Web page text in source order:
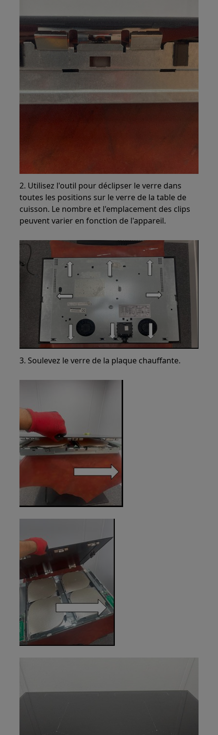
2. Utilisez l'outil pour déclipser le verre dans
toutes les positions sur le verre de la table de
cuisson. Le nombre et l'emplacement des clips
peuvent varier en fonction de l'appareil.
3. Soulevez le verre de la plaque chauffante.